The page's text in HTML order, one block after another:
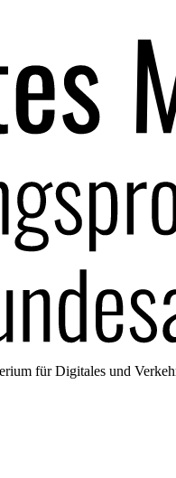
für Digitales und